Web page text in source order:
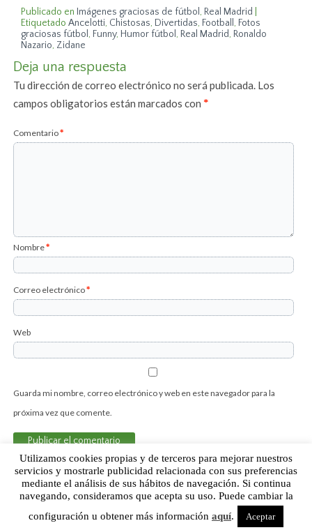
Publicado en Imágenes graciosas de fútbol , Real Madrid
Etiquetado Ancelotti, Chistosas, Divertidas, Football , Fotos
graciosas fútbol , Funny, Humor fútbol , Real Madrid, Ronaldo
Nazario, Zidane
Deja una respuesta
Tu dirección de correo electrónico no será publicada. Los
campos obligatorios están marcados con*
Comentario*
Nombre*
Correo electrónico*
Web
Guarda mi nombre, correo electrónico y web en este navegador para la
próxima vez que comente.
Sobre Humor Fútbol Club | Aviso legal |Contacto
Humor Fútbol Club © 2015. Todos los derechos reservados
Utilizamos cookies propias y de terceros para mejorar nuestros
servicios y mostrarle publicidad relacionada con sus preferencias
mediante el análisis de sus hábitos de navegación. Si continua
navegando, consideramos que acepta su uso. Puede cambiar la
configuración u obtener más información aquí. Aceptar